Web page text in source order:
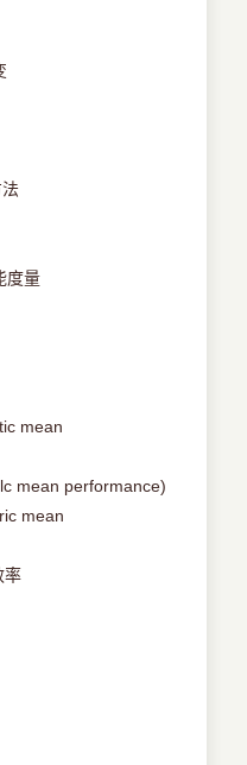
度量
mean
mean performance)
mean
率